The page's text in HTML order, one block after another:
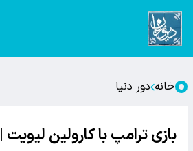
خانه دور دنیا
بازی ترامپ با کارولین